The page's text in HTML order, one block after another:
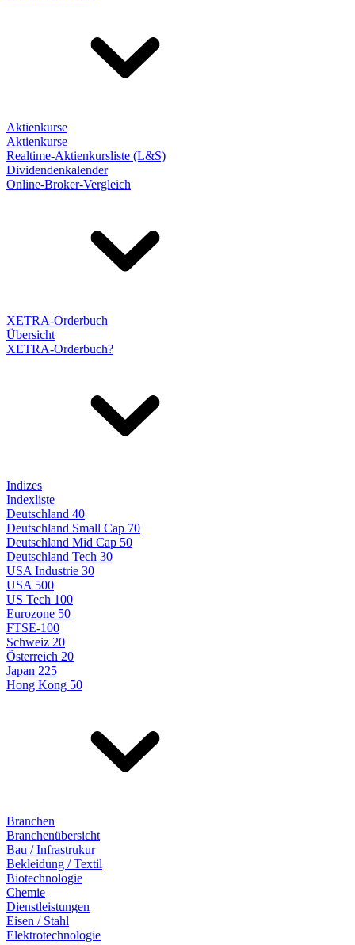
Aktienkurse
Aktienkurse
Realtime-Aktienkursliste (L&S)
Dividendenkalender
Online-Broker-Vergleich
XETRA-Orderbuch
Übersicht
XETRA-Orderbuch?
Indizes
Indexliste
Deutschland 40
Deutschland Small Cap 70
Deutschland Mid Cap 50
Deutschland Tech 30
USA Industrie 30
USA 500
US Tech 100
Eurozone 50
FTSE-100
Schweiz 20
Österreich 20
Japan 225
Hong Kong 50
Branchen
Branchenübersicht
Bau / Infrastrukur
Bekleidung / Textil
Biotechnologie
Chemie
Dienstleistungen
Eisen / Stahl
Elektrotechnologie